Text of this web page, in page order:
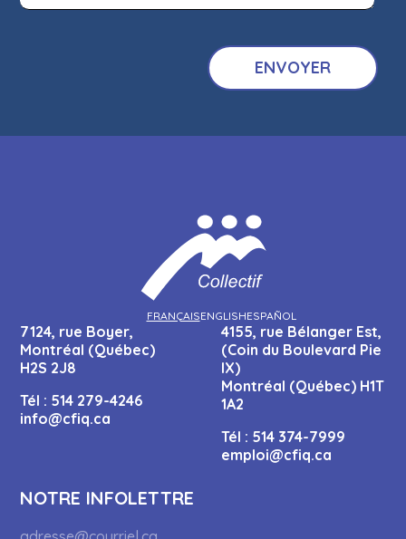
FRANÇAISENGLISHESPAÑOL
7124, rue Boyer,
Montréal (Québec)
H2S 2J8
Tél : 514 279-4246
info@cfiq.ca
4155, rue Bélanger Est,
(Coin du Boulevard Pie
IX)
Montréal (Québec) H1T
1A2
Tél : 514 374-7999
emploi@cfiq.ca
NOTRE INFOLETTRE